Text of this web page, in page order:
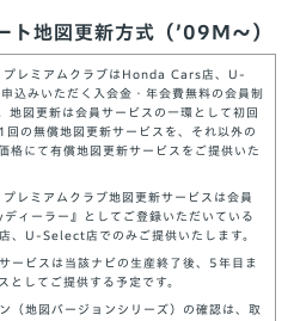
地図更新方式（’09M～）
プレミアムクラブはHonda Cars店、U-
込みいただく入会金・年会費無料の会員制
地図更新は会員サービスの一環として初回
回の無償地図更新サービスを、それ以外の
格にて有償地図更新サービスをご提供いた
プレミアムクラブ地図更新サービスは会員
ィーラー』としてご登録いただいている
、U-Select店でのみご提供いたします。
ービスは当該ナビの生産終了後、5年目ま
としてご提供する予定です。
（地図バージョンシリーズ）の確認は、取